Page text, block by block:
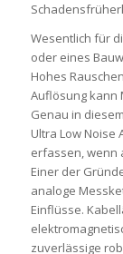
Wesentlich für
oder eines
Hohes
Auflösung kann
Genau in
Ultra Low Noise
erfassen, wenn
Einer der
analoge
Einflüsse.
zuverlässige